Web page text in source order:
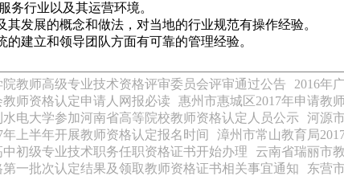
行业以及其运营环境。
发展的概念和做法，对当地的行业规范有操作经验。
建立和领导团队方面有可靠的管理经验。
院教师高级专业技术资格评审委员会评审通过公告
2016年
师资格认定申请人网报必读
惠州市惠城区2017年申请教
水电大学参加河南省高等院校教师资格认定人员公示 河源
上半年开展教师资格认定报名时间
漳州市常山教育局
中初级专业技术职务任职资格证书开始办理
云南省瑞丽市
第一批次认定结果及领取教师资格证书相关事宜通知
东营